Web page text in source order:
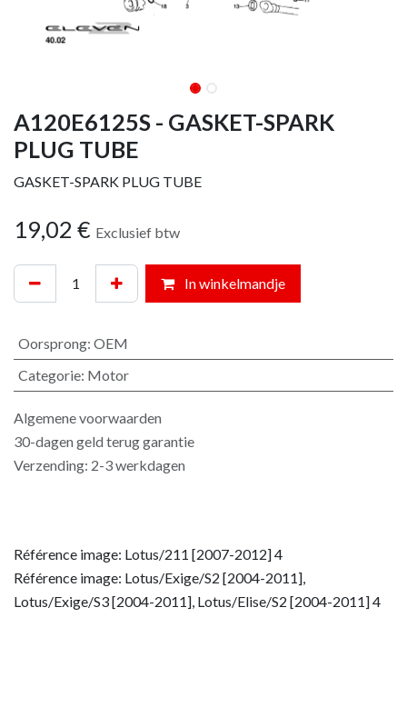
A120E6125S - GASKET-SPARK
PLUG TUBE
GASKET-SPARK PLUG TUBE
19,02 € Exclusief btw
In winkelmandje
Oorsprong: OEM
Categorie: Motor
Algemene voorwaarden
30-dagen geld terug garantie
Verzending: 2-3 werkdagen
Référence image: Lotus/211 [2007-2012] 4
Référence image: Lotus/Exige/S2 [2004-2011],
Lotus/Exige/S3 [2004-2011], Lotus/Elise/S2 [2004-2011] 4